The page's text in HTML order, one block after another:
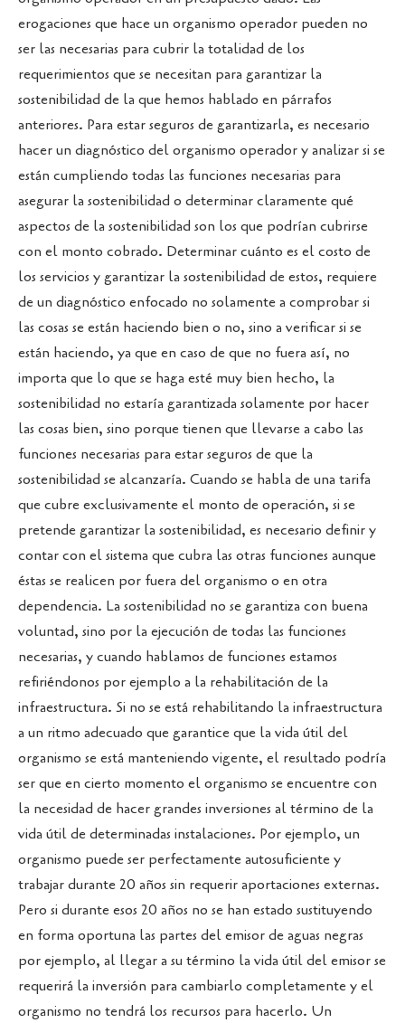
erogaciones que hace un organismo operador pueden no
ser las necesarias para cubrir la totalidad de los
requerimientos que se necesitan para garantizar la
sostenibilidad de la que hemos hablado en párrafos
anteriores. Para estar seguros de garantizarla, es necesario
hacer un diagnóstico del organismo operador y analizar si se
están cumpliendo todas las funciones necesarias para
asegurar la sostenibilidad o determinar claramente qué
aspectos de la sostenibilidad son los que podrían cubrirse
con el monto cobrado. Determinar cuánto es el costo de
los servicios y garantizar la sostenibilidad de estos, requiere
de un diagnóstico enfocado no solamente a comprobar si
las cosas se están haciendo bien o no, sino a verificar si se
están haciendo, ya que en caso de que no fuera así, no
importa que lo que se haga esté muy bien hecho, la
sostenibilidad no estaría garantizada solamente por hacer
las cosas bien, sino porque tienen que llevarse a cabo las
funciones necesarias para estar seguros de que la
sostenibilidad se alcanzaría. Cuando se habla de una tarifa
que cubre exclusivamente el monto de operación, si se
pretende garantizar la sostenibilidad, es necesario definir y
contar con el sistema que cubra las otras funciones aunque
éstas se realicen por fuera del organismo o en otra
dependencia. La sostenibilidad no se garantiza con buena
voluntad, sino por la ejecución de todas las funciones
necesarias, y cuando hablamos de funciones estamos
refiriéndonos por ejemplo a la rehabilitación de la
infraestructura. Si no se está rehabilitando la infraestructura
a un ritmo adecuado que garantice que la vida útil del
organismo se está manteniendo vigente, el resultado podría
ser que en cierto momento el organismo se encuentre con
la necesidad de hacer grandes inversiones al término de la
vida útil de determinadas instalaciones. Por ejemplo, un
organismo puede ser perfectamente autosuficiente y
trabajar durante 20 años sin requerir aportaciones externas.
Pero si durante esos 20 años no se han estado sustituyendo
en forma oportuna las partes del emisor de aguas negras
por ejemplo, al llegar a su término la vida útil del emisor se
requerirá la inversión para cambiarlo completamente y el
organismo no tendrá los recursos para hacerlo. Un